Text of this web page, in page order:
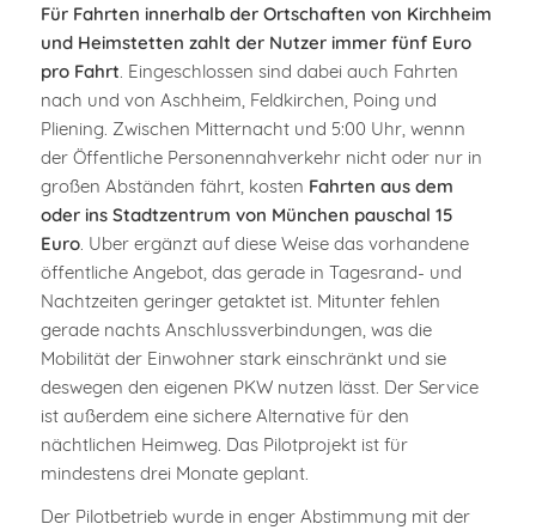
Für Fahrten innerhalb der Ortschaften von Kirchheim
und Heimstetten zahlt der Nutzer immer fünf Euro
pro Fahrt . Eingeschlossen sind dabei auch Fahrten
nach und von Aschheim, Feldkirchen, Poing und
Pliening. Zwischen Mitternacht und 5:00 Uhr, wennn
der Öffentliche Personennahverkehr nicht oder nur in
großen Abständen fährt, kosten Fahrten aus dem
oder ins Stadtzentrum von München pauschal 15
Euro. Uber ergänzt auf diese Weise das vorhandene
öffentliche Angebot, das gerade in Tagesrand- und
Nachtzeiten geringer getaktet ist. Mitunter fehlen
gerade nachts Anschlussverbindungen, was die
Mobilität der Einwohner stark einschränkt und sie
deswegen den eigenen PKW nutzen lässt. Der Service
ist außerdem eine sichere Alternative für den
nächtlichen Heimweg. Das Pilotprojekt ist für
mindestens drei Monate geplant.
Der Pilotbetrieb wurde in enger Abstimmung mit der